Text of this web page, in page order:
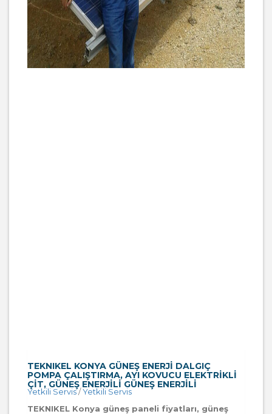
TEKNIKEL KONYA GÜNEŞ ENERJI DALGIÇ
POMPA ÇALIŞTIRMA, AYI KOVUCU ELEKTRIKLI
ÇIT, GÜNEŞ ENERJILI GÜNEŞ ENERJILI
Yetkili Servis/Yetkili Servis
TEKNIKEL Konya güneş paneli fiyatları, güneş